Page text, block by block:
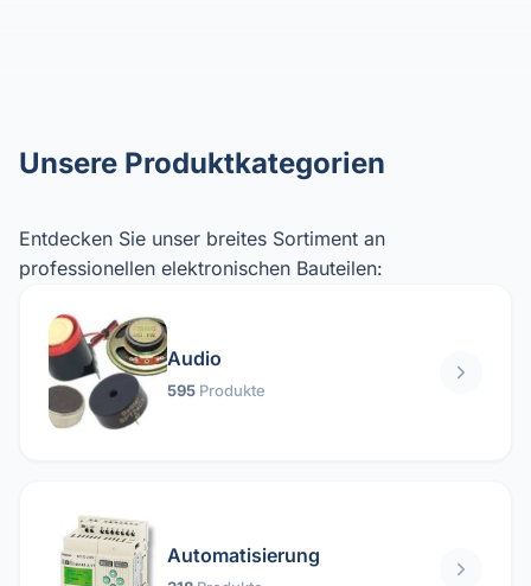
Unsere Produktkategorien
Entdecken Sie unser breites Sortiment an
professionellen elektronischen Bauteilen:
Audio
595 Produkte
Automatisierung